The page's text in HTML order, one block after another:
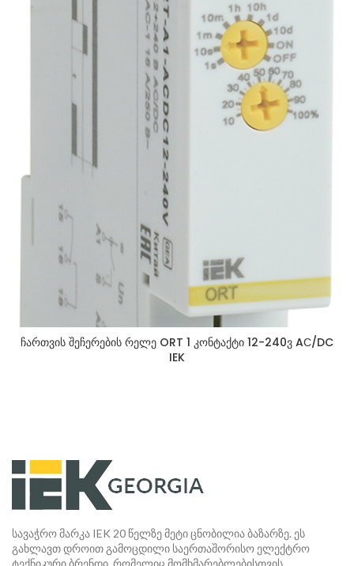
ჩართვის შეჩერების რელე ORT 1 კონტაქტი 12-240ვ AС/DC
IEK
სავაჭრო მარკა IEK 20 წელზე მეტი ცნობილია ბაზარზე. ეს
გახლავთ დროით გამოცდილი საერთაშორისო ელექტრო
ტექნიკური ბრენდი, რომელიც მომხმარებლებისთვის